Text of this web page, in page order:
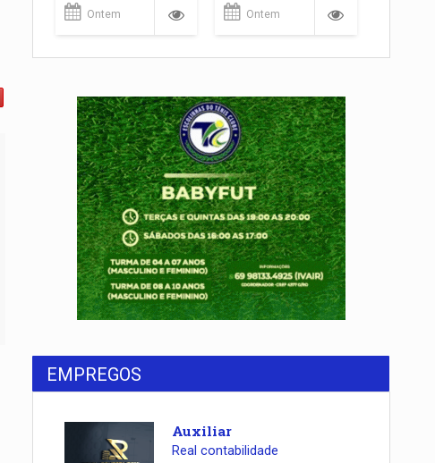
1.400.000
Ontem
apartamentos!
Ontem
EMPREGOS
Auxiliar
Real contabilidade